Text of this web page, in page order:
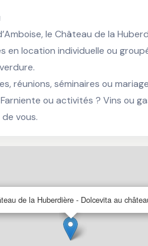
le Château de la
en location individuelle ou
réunions, séminaires ou
ou activités ? Vins ou
vous.
de la Huberdière - Dolcevita au